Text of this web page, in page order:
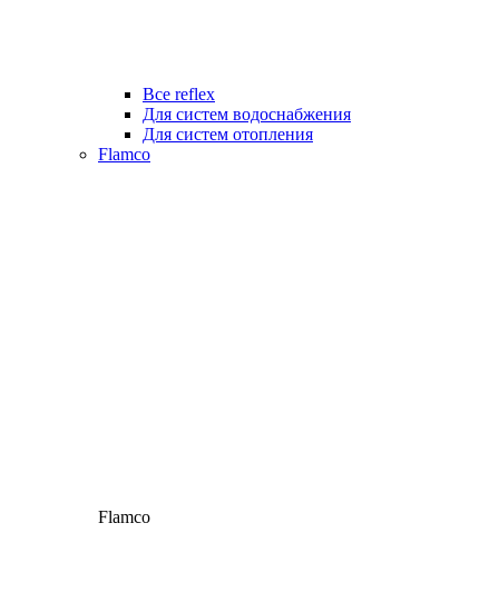
Все reflex
Для систем водоснабжения
Для систем отопления
Flamco
Flamco